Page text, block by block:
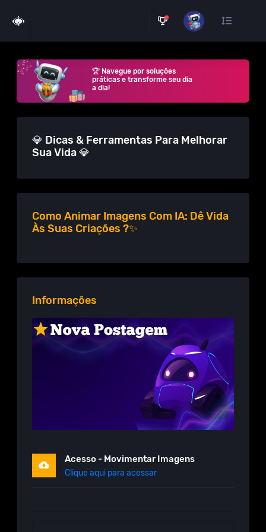
🏆 Navegue por soluções
práticas e transforme seu dia
a dia!
💎 Dicas & Ferramentas Para Melhorar
Sua Vida 💎
Como Animar Imagens Com IA: Dê Vida
Às Suas Criações ?✨
Informações
Acesso - Movimentar Imagens
Clique aqui para acessar